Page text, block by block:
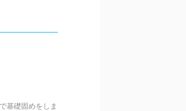
基礎固めをしま